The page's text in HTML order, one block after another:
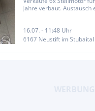
Jahre verbaut.
16.07. - 11:48 Uhr
6167 Neustift im Stubaital